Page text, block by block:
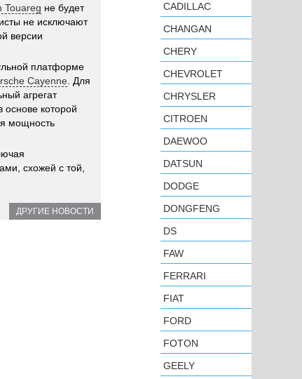
Touareg не будет
не исключают
версии
платформе
Cayenne . Для
агрегат
которой
мощность
схожей с той,
ДРУГИЕ НОВОСТИ
CADILLAC
CHANGAN
CHERY
CHEVROLET
CHRYSLER
CITROEN
DAEWOO
DATSUN
DODGE
DONGFENG
DS
FAW
FERRARI
FIAT
FORD
FOTON
GEELY